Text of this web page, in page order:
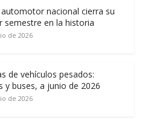
nacional cierra su
semestre en la historia
de 2026
de vehículos pesados:
y buses, a junio de 2026
de 2026